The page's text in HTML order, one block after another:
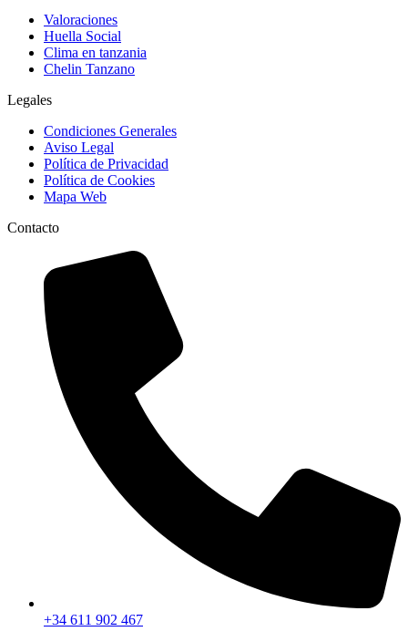
Valoraciones
Huella Social
Clima en tanzania
Chelin Tanzano
Legales
Condiciones Generales
Aviso Legal
Política de Privacidad
Política de Cookies
Mapa Web
Contacto
+34 611 902 467